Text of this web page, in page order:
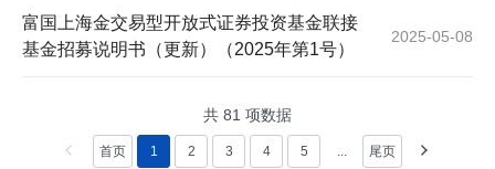
富国上海金交易型开放式证券投资基金联接
基金招募说明书（更新）（2025年第1号）
2025-05-08
共 81 项数据
首页 1 2 3 4 5 ... 尾页